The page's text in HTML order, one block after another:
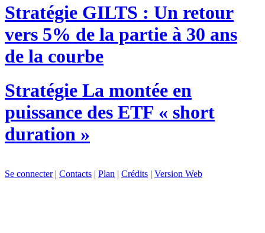
Stratégie GILTS : Un retour
vers 5% de la partie à 30 ans
de la courbe
Stratégie La montée en
puissance des ETF « short
duration »
Se connecter| Contacts | Plan | Crédits | Version Web